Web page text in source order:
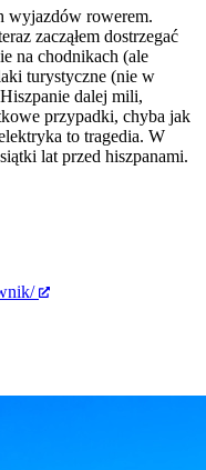
wyjazdów rowerem.
zacząłem dostrzegać
na chodnikach (ale
turystyczne (nie w
dalej mili,
przypadki, chyba jak
to tragedia. W
lat przed hiszpanami.